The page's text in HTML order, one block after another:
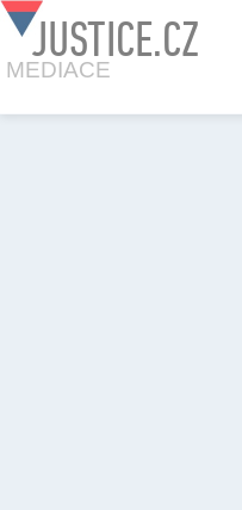
JUSTICE.CZ
MEDIACE